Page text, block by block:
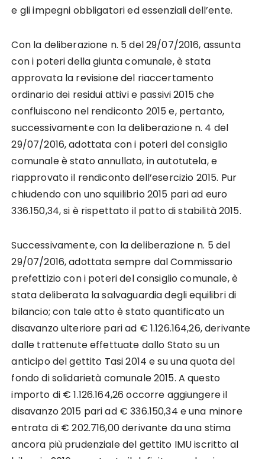
e gli impegni obbligatori ed essenziali dell’ente.
Con la deliberazione n. 5 del 29/07/2016, assunta
con i poteri della giunta comunale, è stata
approvata la revisione del riaccertamento
ordinario dei residui attivi e passivi 2015 che
confluiscono nel rendiconto 2015 e, pertanto,
successivamente con la deliberazione n. 4 del
29/07/2016, adottata con i poteri del consiglio
comunale è stato annullato, in autotutela, e
riapprovato il rendiconto dell’esercizio 2015. Pur
chiudendo con uno squilibrio 2015 pari ad euro
336.150,34, si è rispettato il patto di stabilità 2015.
Successivamente, con la deliberazione n. 5 del
29/07/2016, adottata sempre dal Commissario
prefettizio con i poteri del consiglio comunale, è
stata deliberata la salvaguardia degli equilibri di
bilancio; con tale atto è stato quantificato un
disavanzo ulteriore pari ad € 1.126.164,26, derivante
dalle trattenute effettuate dallo Stato su un
anticipo del gettito Tasi 2014 e su una quota del
fondo di solidarietà comunale 2015. A questo
importo di € 1.126.164,26 occorre aggiungere il
disavanzo 2015 pari ad € 336.150,34 e una minore
entrata di € 202.716,00 derivante da una stima
ancora più prudenziale del gettito IMU iscritto al